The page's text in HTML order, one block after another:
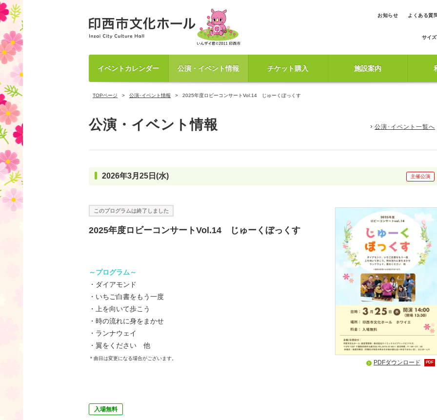
お知らせ よくある質
サイズ
イベントカレンダー 公演・イベント情報 チケット購入 施設案内
TOPページ 公演･イベント情報 2025年度ロビーコンサートVol.14 じゅーくぼっくす
公演・イベント情報 公演･イベント一覧へ
2026年3月25日(水) 主催公演
このプログラムは終了しました
2025年度ロビーコンサートVol.14 じゅーくぼっくす
～プログラム～
・ダイアモンド
・いちご白書をもう一度
・上を向いて歩こう
・時の流れに身をまかせ
・ランナウェイ
・翼をください 他
＊曲目は変更になる場合がございます。
入場無料
PDFダウンロード PDF